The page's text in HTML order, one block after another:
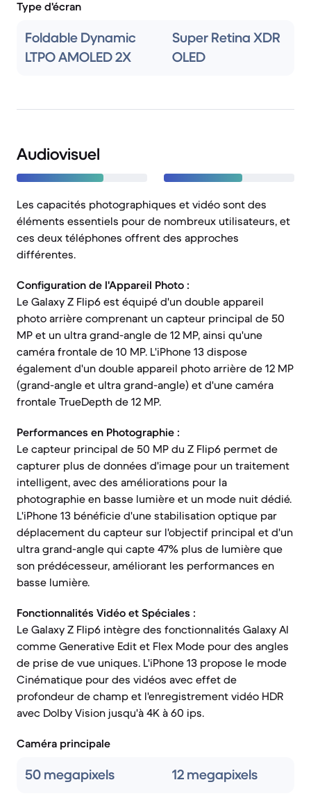
Type d'écran
Foldable Dynamic
LTPO AMOLED 2X
Super Retina XDR
OLED
Audiovisuel
Les capacités photographiques et vidéo sont des
éléments essentiels pour de nombreux utilisateurs, et
ces deux téléphones offrent des approches
différentes.
Configuration de l'Appareil Photo :
Le Galaxy Z Flip6 est équipé d'un double appareil
photo arrière comprenant un capteur principal de 50
MP et un ultra grand-angle de 12 MP, ainsi qu'une
caméra frontale de 10 MP. L'iPhone 13 dispose
également d'un double appareil photo arrière de 12 MP
(grand-angle et ultra grand-angle) et d'une caméra
frontale TrueDepth de 12 MP.
Performances en Photographie :
Le capteur principal de 50 MP du Z Flip6 permet de
capturer plus de données d'image pour un traitement
intelligent, avec des améliorations pour la
photographie en basse lumière et un mode nuit dédié.
L'iPhone 13 bénéficie d'une stabilisation optique par
déplacement du capteur sur l'objectif principal et d'un
ultra grand-angle qui capte 47% plus de lumière que
son prédécesseur, améliorant les performances en
basse lumière.
Fonctionnalités Vidéo et Spéciales :
Le Galaxy Z Flip6 intègre des fonctionnalités Galaxy AI
comme Generative Edit et Flex Mode pour des angles
de prise de vue uniques. L'iPhone 13 propose le mode
Cinématique pour des vidéos avec effet de
profondeur de champ et l'enregistrement vidéo HDR
avec Dolby Vision jusqu'à 4K à 60 ips.
Caméra principale
50 megapixels 12 megapixels